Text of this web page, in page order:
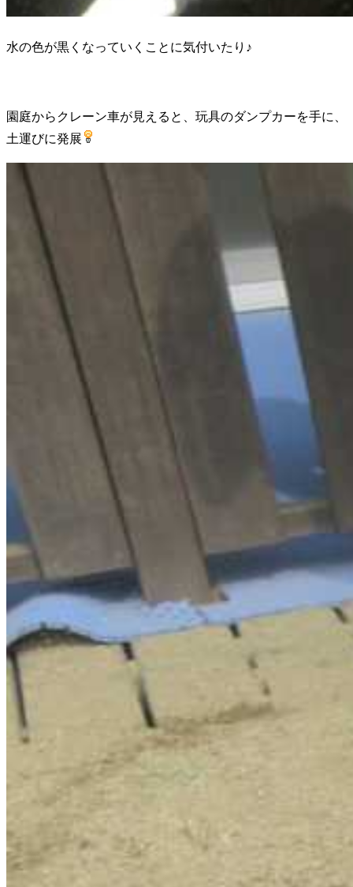
水の色が黒くなっていくことに気付いたり♪
園庭からクレーン車が見えると、玩具のダンプカーを手に、
土運びに発展